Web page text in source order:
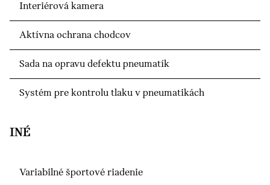
Interiérová kamera
Aktívna ochrana chodcov
Sada na opravu defektu pneumatík
Systém pre kontrolu tlaku v pneumatikách
INÉ
Variabilné športové riadenie